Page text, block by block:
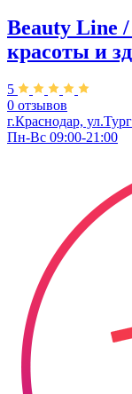
Beauty Line
красоты и
5
0 отзывов
г.Краснодар,
Пн-Вс 09:00-21:00